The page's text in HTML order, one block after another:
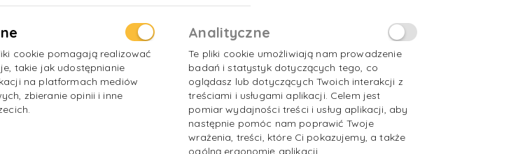
cookie pomagają realizować
takie jak udostępnianie
na platformach mediów
zbieranie opinii i inne
Analityczne
Te pliki cookie umożliwiają nam prowadzenie
badań i statystyk dotyczących tego, co
oglądasz lub dotyczących Twoich interakcji z
treściami i usługami aplikacji. Celem jest
pomiar wydajności treści i usług aplikacji, aby
następnie pomóc nam poprawić Twoje
wrażenia, treści, które Ci pokazujemy, a także
ogólną ergonomię aplikacji.